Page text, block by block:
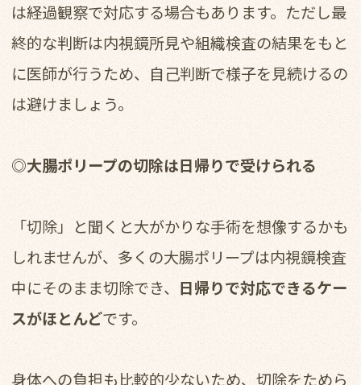
は経過観察で対応する場合もあります。ただし最
終的な判断は内視鏡所見や組織検査の結果をもと
に医師が行うため、自己判断で様子を見続けるの
は避けましょう。
◎大腸ポリープの切除は日帰りで受けられる
「切除」と聞くと大がかりな手術を想像するかも
しれませんが、多くの大腸ポリープは内視鏡検査
中にそのまま切除でき、 日帰りで対応できるケー
スがほとんどです。
身体への負担も比較的少ないため、切除をためら